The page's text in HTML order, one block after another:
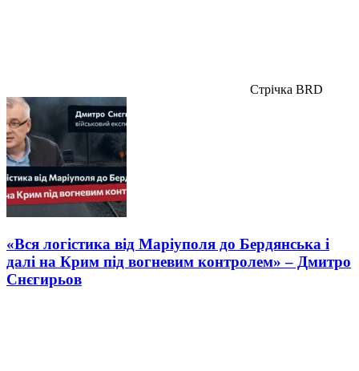
Стрічка BRD
«Вся логістика від Маріуполя до Бердянська і
далі на Крим під вогневим контролем» – Дмитро
Снєгирьов